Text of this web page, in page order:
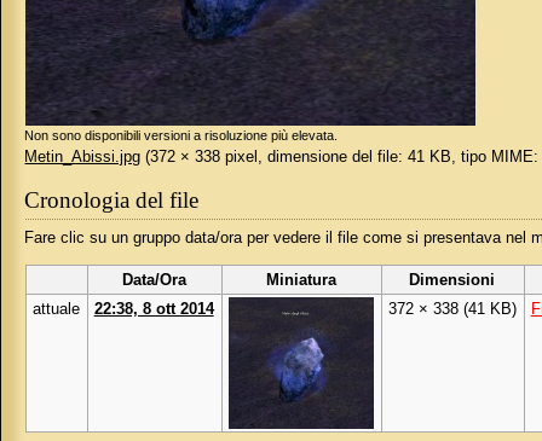
Non sono disponibili versioni a risoluzione più elevata.
Metin_Abissi.jpg ‎(372 × 338 pixel, dimensione del file: 41 KB, tipo
Cronologia del file
Fare clic su un gruppo data/ora per vedere il file come si presentava nel
Data/Ora Miniatura
Dimensioni
attuale
22:38, 8 ott 2014 372 × 338 (41 KB)